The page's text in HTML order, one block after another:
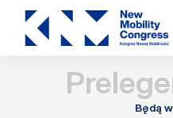
Przejdź
treści
Będą